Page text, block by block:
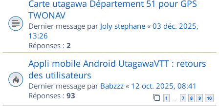
Carte utagawa Département 51 pour GPS
TWONAV
Dernier message par Joly stephane « 03 déc. 2025,
13:26
Réponses : 2
Appli mobile Android UtagawaVTT : retours
des utilisateurs
Dernier message par Babzzz « 12 oct. 2025, 08:41
Réponses : 93 1 … 7 8 9 10